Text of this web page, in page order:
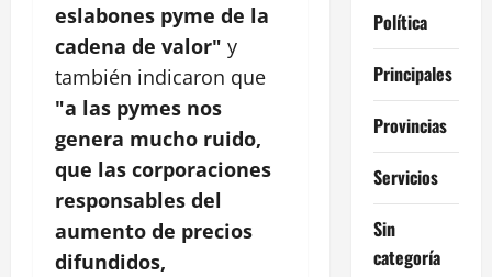
eslabones pyme de la
cadena de valor" y
también indicaron que
"a las pymes nos
genera mucho ruido,
que las corporaciones
responsables del
aumento de precios
difundidos,
Política
Principales
Provincias
Servicios
Sin
categoría